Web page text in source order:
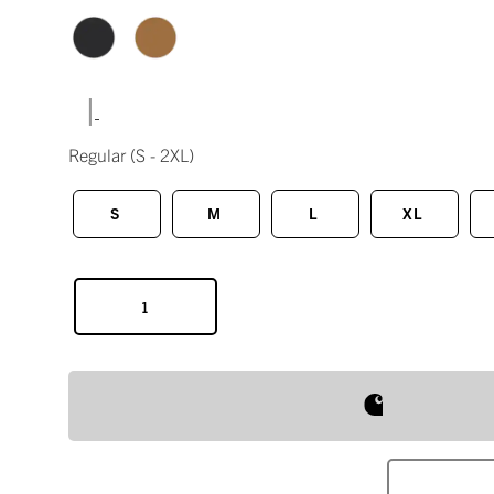
|
Regular (S - 2XL)
S M L XL